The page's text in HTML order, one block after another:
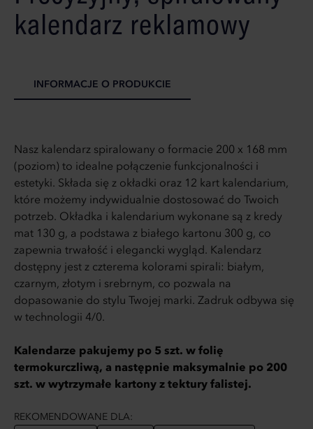
kalendarz reklamowy
INFORMACJE O PRODUKCIE
Nasz kalendarz spiralowany o formacie 200 x 168 mm
(poziom) to idealne połączenie funkcjonalności i
estetyki. Składa się z okładki oraz 12 kart kalendarium,
które możemy indywidualnie dostosować do Twoich
potrzeb. Okładka i kalendarium wykonane są z kredy
mat 130 g, a podstawa z białego kartonu 300 g, co
zapewnia trwałość i elegancki wygląd. Kalendarz
dostępny jest z czterema kolorami spirali: białym,
czarnym, złotym i srebrnym, co pozwala na
dopasowanie do stylu Twojej marki. Zadruk odbywa się
w technologii 4/0.
Kalendarze pakujemy po 5 szt. w folię
termokurczliwą, a następnie maksymalnie po 200
szt. w wytrzymałe kartony z tektury falistej.
REKOMENDOWANE DLA: